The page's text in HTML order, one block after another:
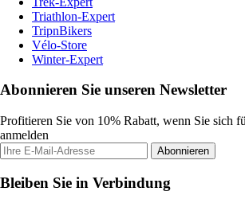
Triathlon-Expert
TripnBikers
Vélo-Store
Winter-Expert
Abonnieren Sie unseren Newsletter
Profitieren Sie von 10% Rabatt, wenn Sie sich
anmelden
Abonnieren
Bleiben Sie in Verbindung